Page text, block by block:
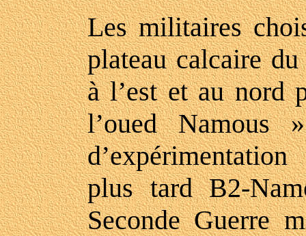
Les militaires
plateau calcaire
à l’est et au nord
l’oued
plus tard B2-
Seconde Guerre